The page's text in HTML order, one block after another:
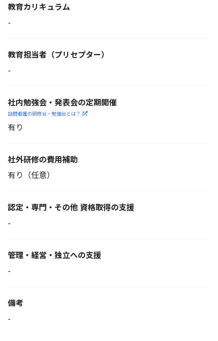
教育カリキュラム
-
教育担当者 （プリセプター）
-
社内勉強会・発表会の定期開催
訪問看護の研修会・勉強会とは？
有り
社外研修の費用補助
有り（任意）
認定・専門・その他 資格取得の支援
-
管理・経営・独立への支援
-
備考
-